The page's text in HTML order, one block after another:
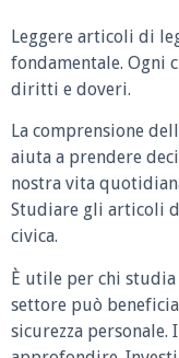
Leggere articoli di
fondamentale. Ogni
diritti e doveri.
La comprensione
aiuta a prendere
nostra vita
Studiare gli articoli
civica.
È utile per chi
settore può
sicurezza